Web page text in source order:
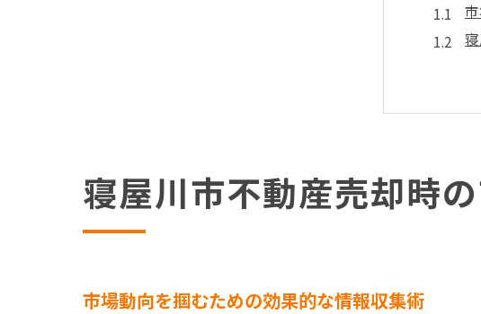
不動産
寝屋川市不動産売却時
市場動向を掴むための効果的な情報収集術